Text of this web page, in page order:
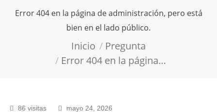
Error 404 en la página de administración, pero está
bien en el lado público.
Inicio
Pregunta
Error 404 en la página…
86 visitas mayo 24, 2026